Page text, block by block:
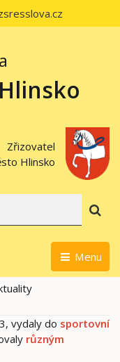
Zřizovatel
Hlinsko
Menu
vydaly do sportovní
různým